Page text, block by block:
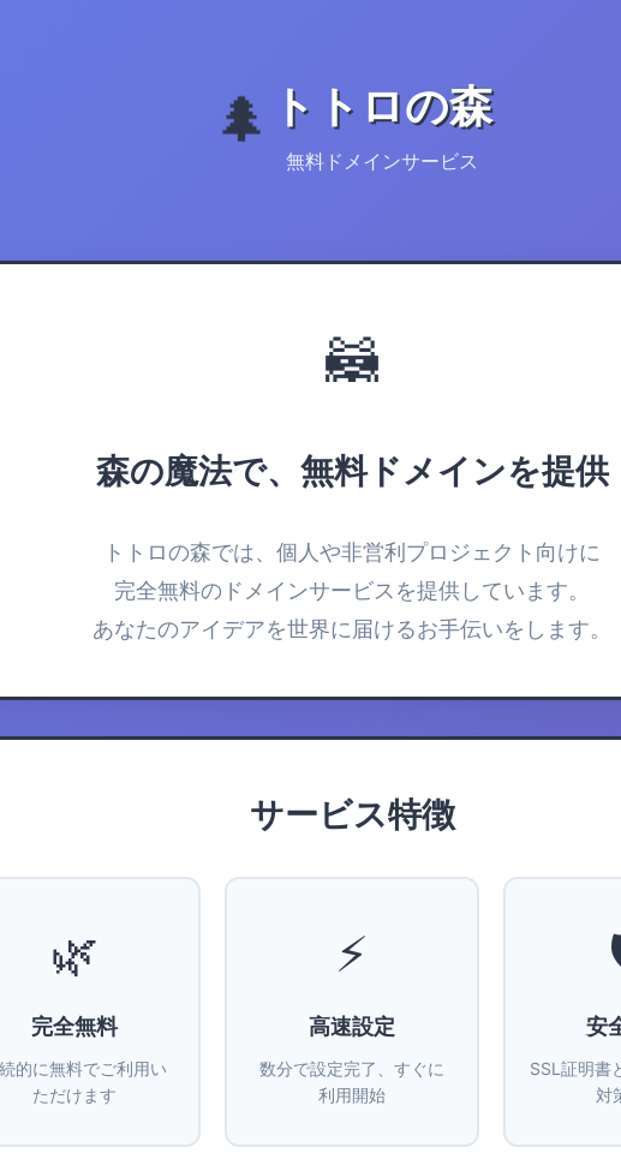
🌲 トトロの森
無料ドメインサービス
🦝
森の魔法で、無料ドメインを提供
トトロの森では、個人や非営利プロジェクト向けに
完全無料のドメインサービスを提供しています。
あなたのアイデアを世界に届けるお手伝いをします。
サービス特徴
🌿
完全無料
的に無料でご利用い
ただけます
⚡
高速設定
数分で設定完了、すぐに
利用開始
安
SSL証明書
対